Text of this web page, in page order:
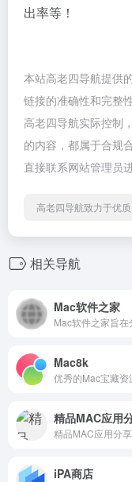
出率等！
本站高老四导航提供
链接的准确性和完整
高老四导航实际控制
的内容，都属于合规
直接联系网站管理员
高老四导航致力于优
相关导航
Mac软件之家
Mac8k
精品MAC应用
iPA商店